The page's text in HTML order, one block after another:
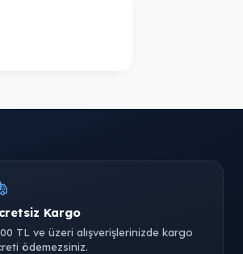
Kargo
TL ve üzeri alışverişlerinizde kargo
ödemezsiniz.